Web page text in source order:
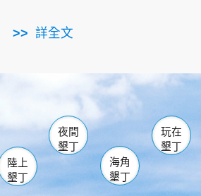
詳全文
南仁湖
佳樂水
然中心 森林遊樂區
墾管處遊客中心
社頂公園 風吹沙
船帆石 龍磐公園
香蕉灣
砂島
鵝鑾鼻
陸上
墾丁
夜間
墾丁
海角
墾丁
玩在
墾丁